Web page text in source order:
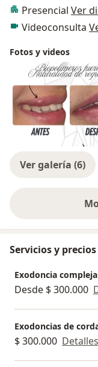
Presencial Ver
Videoconsulta
Fotos y videos
Ver galería (6)
Servicios y precios
Exodoncia
Desde $ 300.000
Exodoncias de
$ 300.000 Detalles